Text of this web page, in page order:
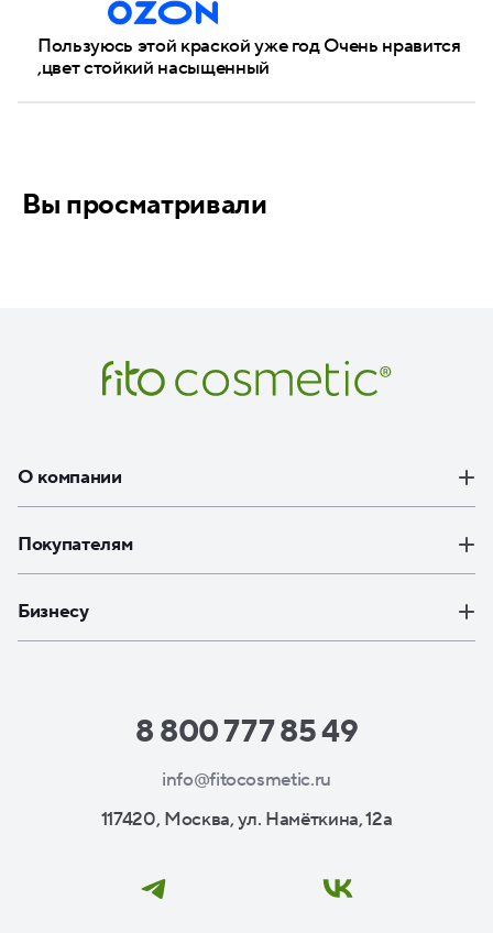
Пользуюсь этой краской уже год Очень нравится
,цвет стойкий насыщенный
Вы просматривали
О компании
Покупателям
Бизнесу
8 800 777 85 49
info@fitocosmetic.ru
117420, Москва, ул. Намёткина, 12а